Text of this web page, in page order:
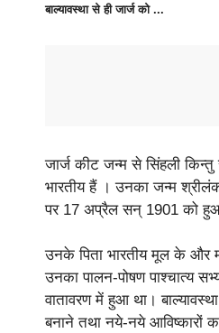
बाल्यावस्था से ही जार्ज को ...
जार्ज कीट जन्म से सिंहली
भारतीय हैं । उनका जन्म
पर 17 अप्रैल सन् 1901 को
उनके पिता भारतीय मूल के और
उनका पालन-पोषण पाश्चात्य
वातावरण में हुआ था।
बनाने तथा नये-नये आविष्कारों